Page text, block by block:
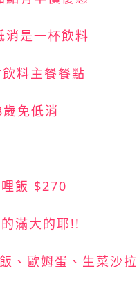
消是一杯飲料
料主餐餐點
免低消
飯 $270
滿大的耶!!
、歐姆蛋、生菜沙拉